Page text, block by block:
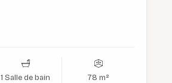
1 Salle de bain 78 m²